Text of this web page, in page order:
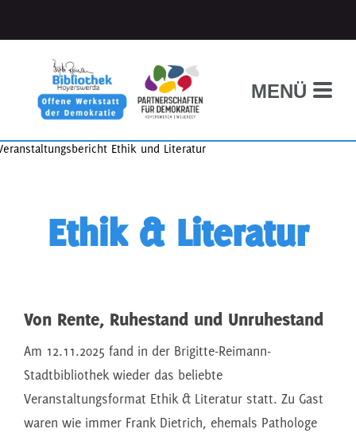
MENÜ
Ethik & Literatur
Von Rente, Ruhestand und Unruhestand
Am 12.11.2025 fand in der Brigitte-Reimann-
Stadtbibliothek wieder das beliebte
Veranstaltungsformat Ethik & Literatur statt. Zu Gast
waren wie immer Frank Dietrich, ehemals Pathologe